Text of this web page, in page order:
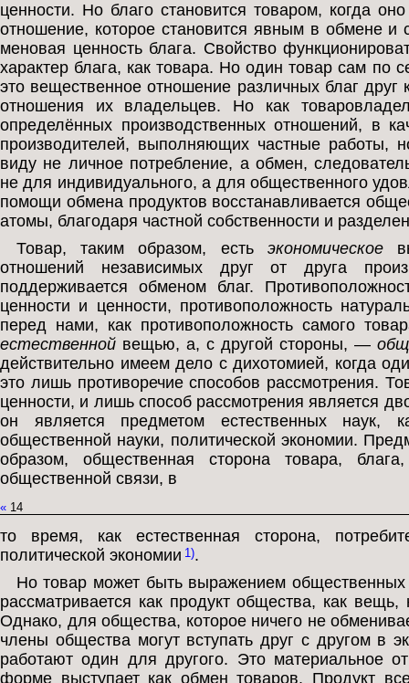
ценности. Но благо становится товаром, когда
отношение, которое становится явным в обмене и
меновая ценность блага. Свойство
характер блага, как товара. Но один товар сам по
это вещественное отношение различных благ
отношения их владельцев. Но как
определённых производственных отношений, в
производителей, выполняющих частные
виду не личное потребление, а обмен,
не для индивидуального, а для общественного
помощи обмена продуктов восстанавливается
атомы, благодаря частной собственности и
Товар, таким образом, естьэкономическое
отношений независимых друг от друга
поддерживается обменом благ.
ценности и ценности, противоположность
перед нами, как противоположность самого
естественной вещью, а, с другой стороны, —
действительно имеем дело с дихотомией, когда
это лишь противоречие способов рассмотрения.
ценности, и лишь способ рассмотрения является
он является предметом естественных
общественной науки, политической экономии.
образом, общественная сторона товара,
общественной связи, в
« 14
то время, как естественная сторона,
политической экономии 1).
Но товар может быть выражением
рассматривается как продукт общества, как
Однако, для общества, которое ничего не
члены общества могут вступать друг с другом в
работают один для другого. Это материальное
форме выступает как обмен товаров. Продукт